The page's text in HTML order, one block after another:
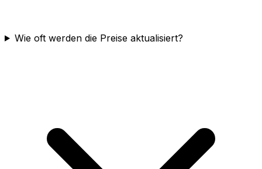
Wie oft werden die Preise aktualisiert?